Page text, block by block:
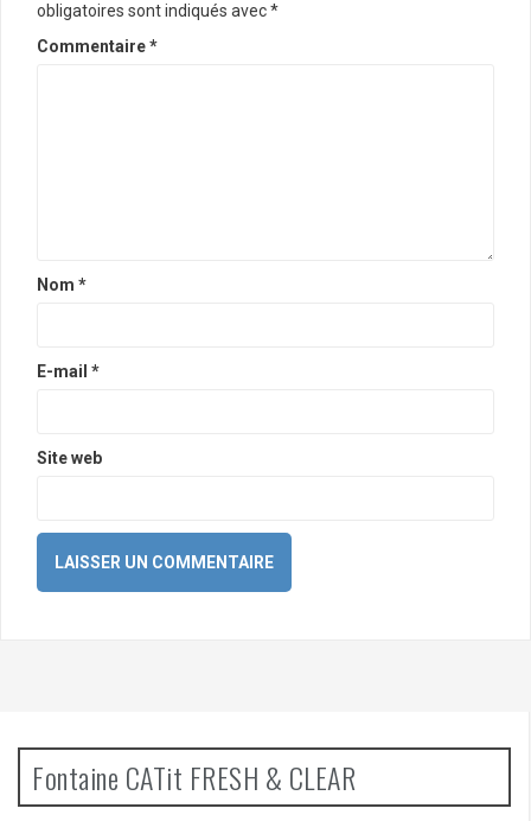
obligatoires sont indiqués avec*
Commentaire*
Nom *
E-mail *
Site web
Fontaine CATit FRESH & CLEAR